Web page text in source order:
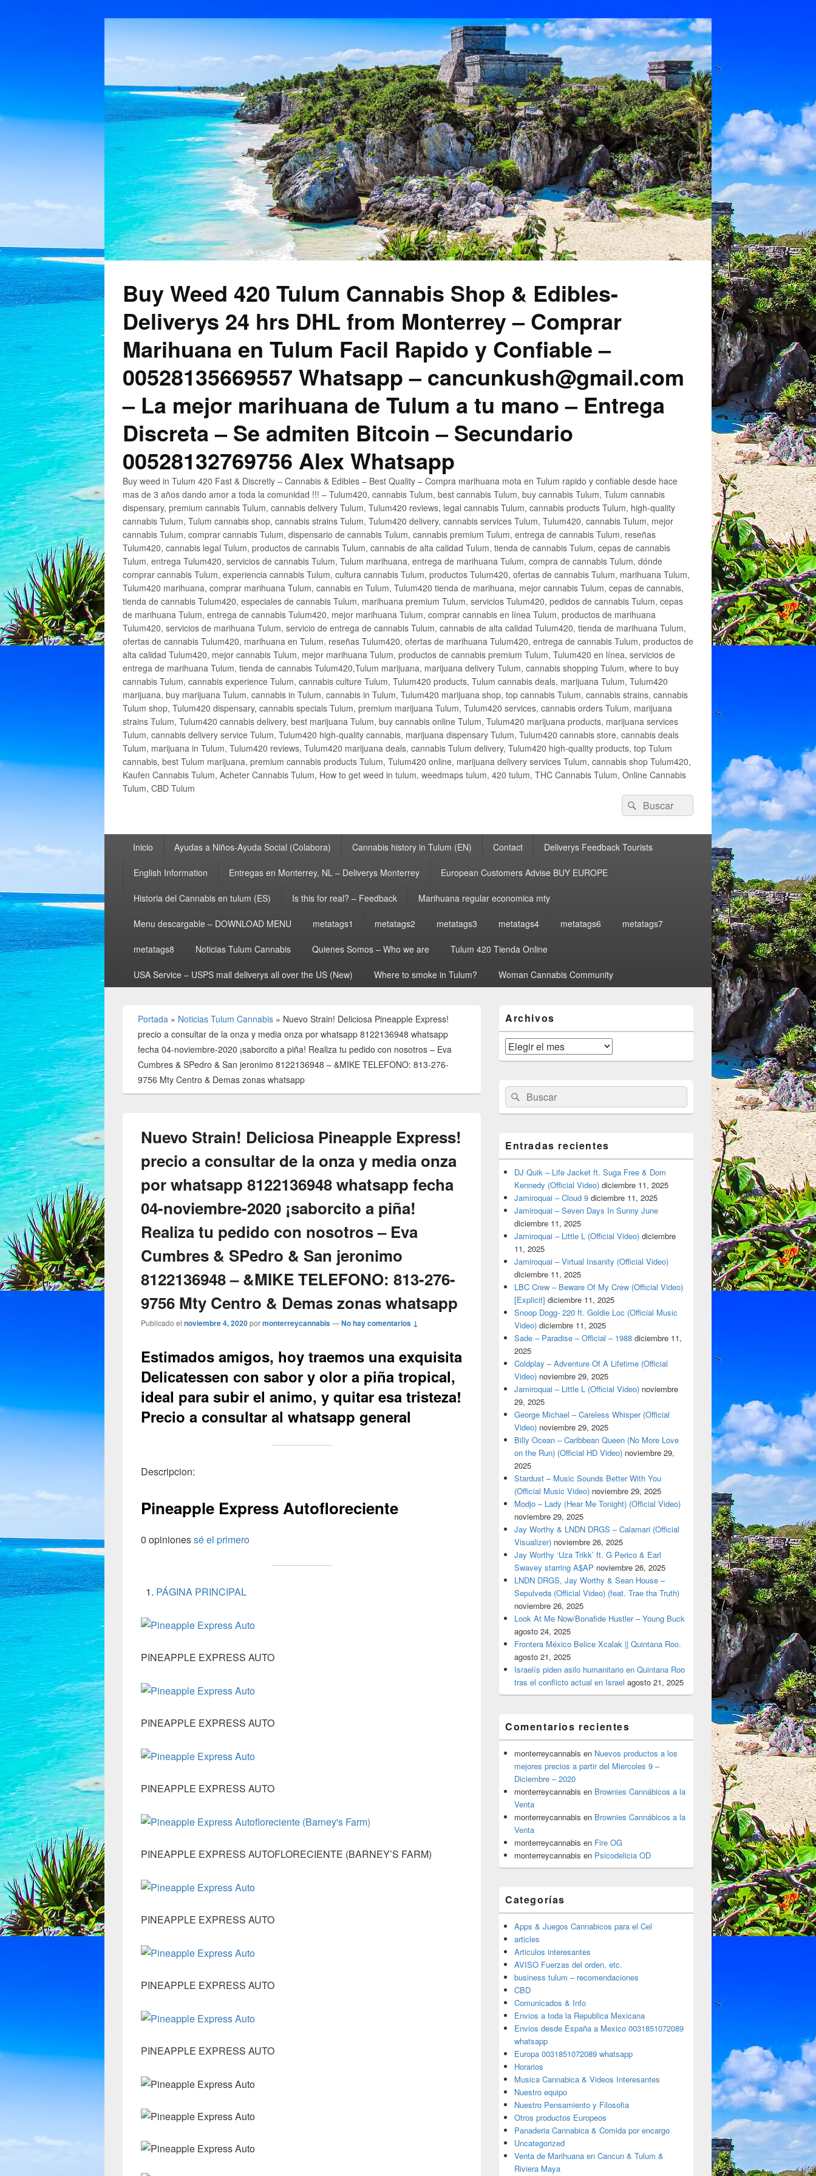
Buy Weed 420 Tulum Cannabis Shop & Edibles-
Deliverys 24 hrs DHL from Monterrey – Comprar
Marihuana en Tulum Facil Rapido y Confiable –
00528135669557 Whatsapp – cancunkush@gmail.com
– La mejor marihuana de Tulum a tu mano – Entrega
Discreta – Se admiten Bitcoin – Secundario
00528132769756 Alex Whatsapp
Buy weed in Tulum 420 Fast & Discretly – Cannabis & Edibles – Best Quality – Compra marihuana mota en Tulum rapido y confiable desde hace
mas de 3 años dando amor a toda la comunidad !!! – Tulum420, cannabis Tulum, best cannabis Tulum, buy cannabis Tulum, Tulum cannabis
dispensary, premium cannabis Tulum, cannabis delivery Tulum, Tulum420 reviews, legal cannabis Tulum, cannabis products Tulum, high-quality
cannabis Tulum, Tulum cannabis shop, cannabis strains Tulum, Tulum420 delivery, cannabis services Tulum, Tulum420, cannabis Tulum, mejor
cannabis Tulum, comprar cannabis Tulum, dispensario de cannabis Tulum, cannabis premium Tulum, entrega de cannabis Tulum, reseñas
Tulum420, cannabis legal Tulum, productos de cannabis Tulum, cannabis de alta calidad Tulum, tienda de cannabis Tulum, cepas de cannabis
Tulum, entrega Tulum420, servicios de cannabis Tulum, Tulum marihuana, entrega de marihuana Tulum, compra de cannabis Tulum, dónde
comprar cannabis Tulum, experiencia cannabis Tulum, cultura cannabis Tulum, productos Tulum420, ofertas de cannabis Tulum, marihuana Tulum,
Tulum420 marihuana, comprar marihuana Tulum, cannabis en Tulum, Tulum420 tienda de marihuana, mejor cannabis Tulum, cepas de cannabis,
tienda de cannabis Tulum420, especiales de cannabis Tulum, marihuana premium Tulum, servicios Tulum420, pedidos de cannabis Tulum, cepas
de marihuana Tulum, entrega de cannabis Tulum420, mejor marihuana Tulum, comprar cannabis en línea Tulum, productos de marihuana
Tulum420, servicios de marihuana Tulum, servicio de entrega de cannabis Tulum, cannabis de alta calidad Tulum420, tienda de marihuana Tulum,
ofertas de cannabis Tulum420, marihuana en Tulum, reseñas Tulum420, ofertas de marihuana Tulum420, entrega de cannabis Tulum, productos de
alta calidad Tulum420, mejor cannabis Tulum, mejor marihuana Tulum, productos de cannabis premium Tulum, Tulum420 en línea, servicios de
entrega de marihuana Tulum, tienda de cannabis Tulum420,Tulum marijuana, marijuana delivery Tulum, cannabis shopping Tulum, where to buy
cannabis Tulum, cannabis experience Tulum, cannabis culture Tulum, Tulum420 products, Tulum cannabis deals, marijuana Tulum, Tulum420
marijuana, buy marijuana Tulum, cannabis in Tulum, cannabis in Tulum, Tulum420 marijuana shop, top cannabis Tulum, cannabis strains, cannabis
Tulum shop, Tulum420 dispensary, cannabis specials Tulum, premium marijuana Tulum, Tulum420 services, cannabis orders Tulum, marijuana
strains Tulum, Tulum420 cannabis delivery, best marijuana Tulum, buy cannabis online Tulum, Tulum420 marijuana products, marijuana services
Tulum, cannabis delivery service Tulum, Tulum420 high-quality cannabis, marijuana dispensary Tulum, Tulum420 cannabis store, cannabis deals
Tulum, marijuana in Tulum, Tulum420 reviews, Tulum420 marijuana deals, cannabis Tulum delivery, Tulum420 high-quality products, top Tulum
cannabis, best Tulum marijuana, premium cannabis products Tulum, Tulum420 online, marijuana delivery services Tulum, cannabis shop Tulum420,
Kaufen Cannabis Tulum, Acheter Cannabis Tulum, How to get weed in tulum, weedmaps tulum, 420 tulum, THC Cannabis Tulum, Online Cannabis
Tulum, CBD Tulum
Buscar
por:
Buscar
principalInicio Ayudas a Niños-Ayuda Social (Colabora) Cannabis history in Tulum (EN) Contact Deliverys Feedback Tourists
English Information Entregas en Monterrey, NL – Deliverys Monterrey European Customers Advise BUY EUROPE
Historia del Cannabis en tulum (ES) Is this for real? – Feedback Marihuana regular economica mty
Menu descargable – DOWNLOAD MENU metatags1 metatags2 metatags3 metatags4 metatags6 metatags7
metatags8 Noticias Tulum Cannabis Quienes Somos – Who we are Tulum 420 Tienda Online
USA Service – USPS mail deliverys all over the US (New) Where to smoke in Tulum? Woman Cannabis Community
Portada » Noticias Tulum Cannabis » Nuevo Strain! Deliciosa Pineapple Express!
precio a consultar de la onza y media onza por whatsapp 8122136948 whatsapp
fecha 04-noviembre-2020 ¡saborcito a piña! Realiza tu pedido con nosotros – Eva
Cumbres & SPedro & San jeronimo 8122136948 – &MIKE TELEFONO: 813-276-
9756 Mty Centro & Demas zonas whatsapp
Nuevo Strain! Deliciosa Pineapple Express!
precio a consultar de la onza y media onza
por whatsapp 8122136948 whatsapp fecha
04-noviembre-2020 ¡saborcito a piña!
Realiza tu pedido con nosotros – Eva
Cumbres & SPedro & San jeronimo
8122136948 – &MIKE TELEFONO: 813-276-
9756 Mty Centro & Demas zonas whatsapp
Publicado el noviembre 4, 2020pormonterreycannabis—No hay comentarios ↓
Estimados amigos, hoy traemos una exquisita
Delicatessen con sabor y olor a piña tropical,
ideal para subir el animo, y quitar esa tristeza!
Precio a consultar al whatsapp general
Descripcion:
Pineapple Express Autofloreciente
0 opinionessé el primero
PÁGINA PRINCIPAL
PINEAPPLE EXPRESS AUTO
PINEAPPLE EXPRESS AUTO
PINEAPPLE EXPRESS AUTO
PINEAPPLE EXPRESS AUTOFLORECIENTE (BARNEY’S FARM)
PINEAPPLE EXPRESS AUTO
PINEAPPLE EXPRESS AUTO
PINEAPPLE EXPRESS AUTO
área
de
widget
barra
lateral
Archivos
Archivos
Buscar
por:
Buscar
Entradas recientes
DJ Quik – Life Jacket ft. Suga Free & Dom
Kennedy (Official Video) diciembre 11, 2025
Jamiroquai – Cloud 9 diciembre 11, 2025
Jamiroquai – Seven Days In Sunny June
diciembre 11, 2025
Jamiroquai – Little L (Official Video) diciembre
11, 2025
Jamiroquai – Virtual Insanity (Official Video)
diciembre 11, 2025
LBC Crew – Beware Of My Crew (Official Video)
[Explicit] diciembre 11, 2025
Snoop Dogg- 220 ft. Goldie Loc (Official Music
Video) diciembre 11, 2025
Sade – Paradise – Official – 1988 diciembre 11,
2025
Coldplay – Adventure Of A Lifetime (Official
Video) noviembre 29, 2025
Jamiroquai – Little L (Official Video) noviembre
29, 2025
George Michael – Careless Whisper (Official
Video) noviembre 29, 2025
Billy Ocean – Caribbean Queen (No More Love
on the Run) (Official HD Video) noviembre 29,
2025
Stardust – Music Sounds Better With You
(Official Music Video) noviembre 29, 2025
Modjo – Lady (Hear Me Tonight) (Official Video)
noviembre 29, 2025
Jay Worthy & LNDN DRGS – Calamari (Official
Visualizer) noviembre 26, 2025
Jay Worthy ‘Uza Trikk’ ft. G Perico & Earl
Swavey starring A$AP noviembre 26, 2025
LNDN DRGS, Jay Worthy & Sean House –
Sepulveda (Official Video) (feat. Trae tha Truth)
noviembre 26, 2025
Look At Me Now/Bonafide Hustler – Young Buck
agosto 24, 2025
Frontera México Belice Xcalak || Quintana Roo.
agosto 21, 2025
Israelís piden asilo humanitario en Quintana Roo
tras el conflicto actual en Israel agosto 21, 2025
Comentarios recientes
monterreycannabis en Nuevos productos a los
mejores precios a partir del Miercoles 9 –
Diciembre – 2020
monterreycannabis en Brownies Cannábicos a la
Venta
monterreycannabis en Brownies Cannábicos a la
Venta
monterreycannabis en Fire OG
monterreycannabis en Psicodelicia OD
Categorías
Apps & Juegos Cannabicos para el Cel
articles
Articulos interesantes
AVISO Fuerzas del orden, etc.
business tulum – recomendaciones
CBD
Comunicados & Info
Envios a toda la Republica Mexicana
Envios desde España a Mexico 0031851072089
whatsapp
Europa 0031851072089 whatsapp
Horarios
Musica Cannabica & Videos Interesantes
Nuestro equipo
Nuestro Pensamiento y Filosofia
Otros productos Europeos
Panaderia Cannabica & Comida por encargo
Uncategorized
Venta de Marihuana en Cancun & Tulum &
Riviera Maya